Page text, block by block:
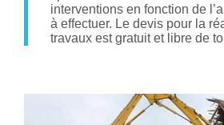
interventions en fonction de
à effectuer. Le devis pour la
travaux est gratuit et libre de